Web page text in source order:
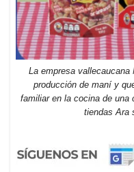
La empresa
producción de maní y
familiar en la cocina de una
tiendas Ara